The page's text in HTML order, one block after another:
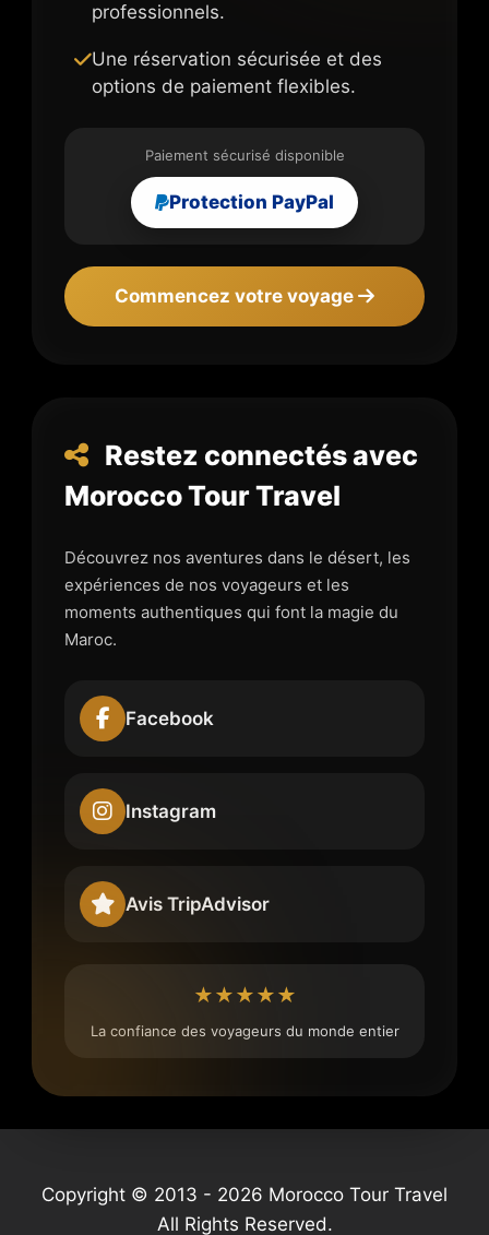
professionnels.
Une réservation sécurisée et des
options de paiement flexibles.
Paiement sécurisé disponible
Protection PayPal
Commencez votre voyage
Restez connectés avec
Morocco Tour Travel
Découvrez nos aventures dans le désert, les
expériences de nos voyageurs et les
moments authentiques qui font la magie du
Maroc.
Facebook
Instagram
Avis TripAdvisor
★★★★★
La confiance des voyageurs du monde entier
Copyright © 2013 - 2026 Morocco Tour Travel
All Rights Reserved.